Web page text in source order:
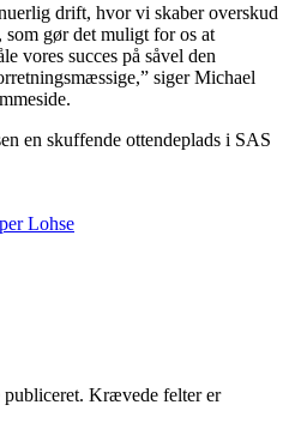
drift, hvor vi skaber overskud
gør det muligt for os at
vores succes på såvel den
siger Michael
en skuffende ottendeplads i SAS
Lohse
Krævede felter er